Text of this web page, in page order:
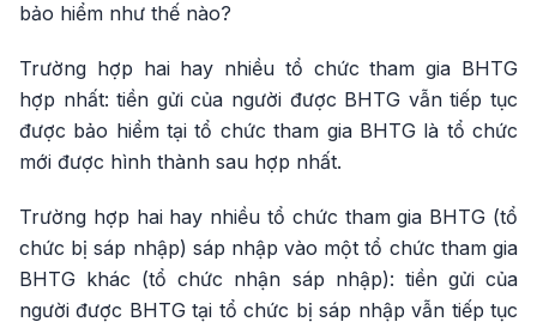
bảo hiểm như thế nào?
Trường hợp hai hay nhiều tổ chức tham gia BHTG
hợp nhất: tiền gửi của người được BHTG vẫn tiếp tục
được bảo hiểm tại tổ chức tham gia BHTG là tổ chức
mới được hình thành sau hợp nhất.
Trường hợp hai hay nhiều tổ chức tham gia BHTG (tổ
chức bị sáp nhập) sáp nhập vào một tổ chức tham gia
BHTG khác (tổ chức nhận sáp nhập): tiền gửi của
người được BHTG tại tổ chức bị sáp nhập vẫn tiếp tục